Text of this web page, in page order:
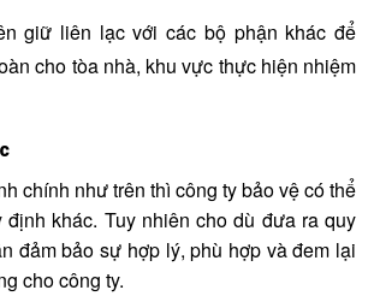
giữ liên lạc với các bộ phận khác để
cho tòa nhà, khu vực thực hiện nhiệm
chính như trên thì công ty bảo vệ có thể
khác. Tuy nhiên cho dù đưa ra quy
đảm bảo sự hợp lý, phù hợp và đem lại
cho công ty.